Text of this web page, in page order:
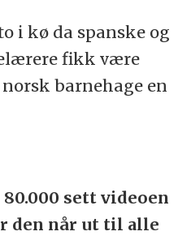
i kø da spanske og
fikk være
barnehage en
sett videoen
den når ut til alle